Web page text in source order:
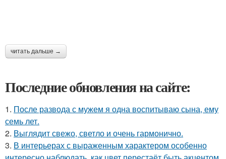
читать дальше →
Последние обновления на сайте:
1. После развода с мужем я одна воспитываю сына, ему
семь лет.
2. Выглядит свежо, светло и очень гармонично.
3. В интерьерах с выраженным характером особенно